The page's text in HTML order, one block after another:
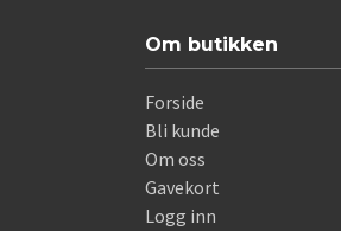
Om butikken
Forside
Bli kunde
Om oss
Gavekort
Logg inn